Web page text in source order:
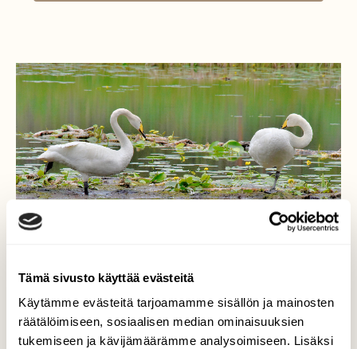
Tämä sivusto käyttää evästeitä
Käytämme evästeitä tarjoamamme sisällön ja mainosten
räätälöimiseen, sosiaalisen median ominaisuuksien
tukemiseen ja kävijämäärämme analysoimiseen. Lisäksi